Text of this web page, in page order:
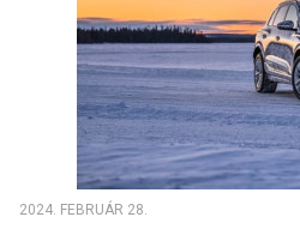
2024. FEBRUÁR 28.